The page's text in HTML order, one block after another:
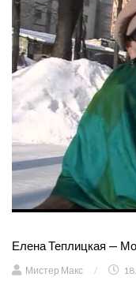
Елена Теплицкая —
Мистер Макс /